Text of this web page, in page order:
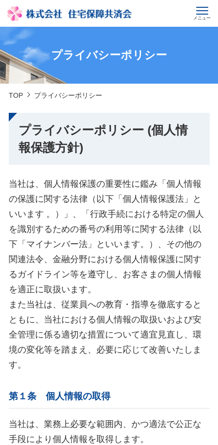
メニュー
プライバシーポリシー
TOP プライバシーポリシー
プライバシーポリシー (個人情
報保護方針)
当社は、個人情報保護の重要性に鑑み「個人情報
の保護に関する法律（以下「個人情報保護法」と
いいます 。）」、「行政手続における特定の個人
を識別するための番号の利用等に関する法律（以
下「マイナンバー法」といいます。）、その他の
関連法令、金融分野における個人情報保護に関す
るガイドライン等を遵守し、お客さまの個人情報
を適正に取扱います。
また当社は、従業員への教育・指導を徹底すると
ともに、当社における個人情報の取扱いおよび安
全管理に係る適切な措置について適宜見直し、環
境の変化等を踏まえ、必要に応じて改善いたしま
す。
第１条 個人情報の取得
当社は、業務上必要な範囲内、かつ適法で公正な
手段により個人情報を取得します。